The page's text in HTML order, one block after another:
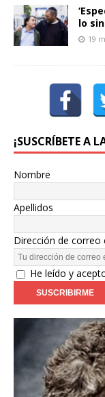
lo
19
¡SUSCRÍBETE A
Nombre
Apellidos
Dirección de correo
He leído y